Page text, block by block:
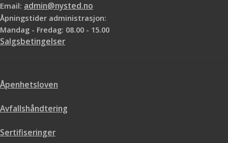
Email: admin@nysted.no
Åpningstider administrasjon:
Mandag - Fredag: 08.00 - 15.00
Salgsbetingelser
Åpenhetsloven
Avfallshåndtering
Sertifiseringer